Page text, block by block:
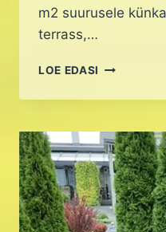
m2 suurusele
terrass,…
LOE EDASI